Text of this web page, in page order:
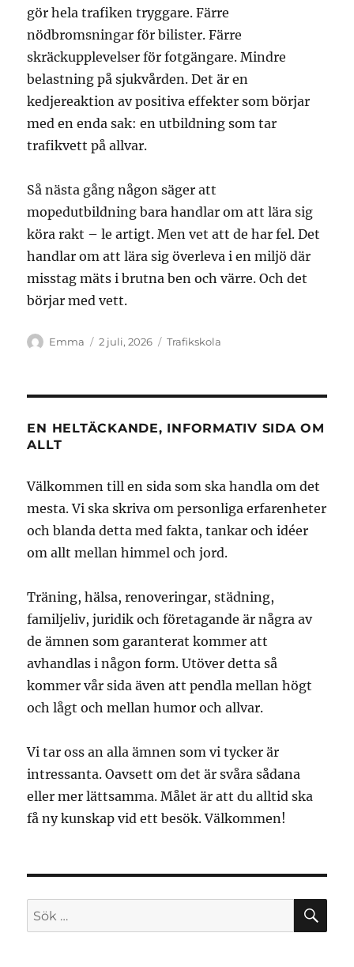
gör hela trafiken tryggare. Färre
nödbromsningar för bilister. Färre
skräckupplevelser för fotgängare. Mindre
belastning på sjukvården. Det är en
kedjereaktion av positiva effekter som börjar
med en enda sak: en utbildning som tar
trafikvett på allvar.
Så nästa gång någon säger att
mopedutbildning bara handlar om att lära sig
köra rakt – le artigt. Men vet att de har fel. Det
handlar om att lära sig överleva i en miljö där
misstag mäts i brutna ben och värre. Och det
börjar med vett.
Författare
Emma
Publicerat
2 juli, 2026 Kategorier
Trafikskola
EN HELTÄCKANDE, INFORMATIV SIDA OM
ALLT
Välkommen till en sida som ska handla om det
mesta. Vi ska skriva om personliga erfarenheter
och blanda detta med fakta, tankar och idéer
om allt mellan himmel och jord.
Träning, hälsa, renoveringar, städning,
familjeliv, juridik och företagande är några av
de ämnen som garanterat kommer att
avhandlas i någon form. Utöver detta så
kommer vår sida även att pendla mellan högt
och lågt och mellan humor och allvar.
Vi tar oss an alla ämnen som vi tycker är
intressanta. Oavsett om det är svåra sådana
eller mer lättsamma. Målet är att du alltid ska
få ny kunskap vid ett besök. Välkommen!
Sök
efter: